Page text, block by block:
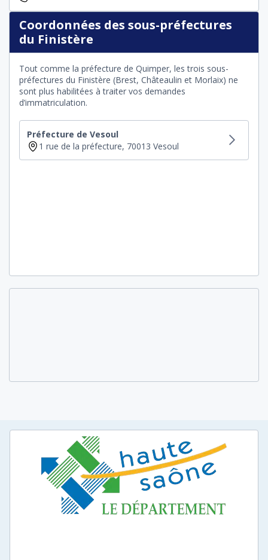
Coordonnées des sous-préfectures
du Finistère
Tout comme la préfecture de Quimper, les trois sous-
préfectures du Finistère (Brest, Châteaulin et Morlaix) ne
sont plus habilitées à traiter vos demandes
d’immatriculation.
Préfecture de Vesoul
1 rue de la préfecture, 70013 Vesoul